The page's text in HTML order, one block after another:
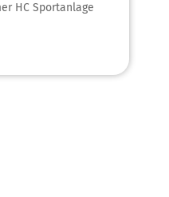
HC Sportanlage